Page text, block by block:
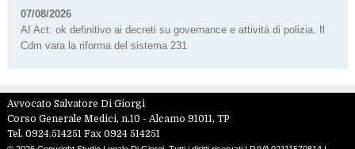
07/08/2026
AI Act: ok definitivo ai decreti su governance e attività di polizia. Il
Cdm vara la riforma del sistema 231
Avvocato Salvatore Di Giorgi
Corso Generale Medici, n.10 - Alcamo 91011, TP
Tel. 0924.514251Fax 0924 514251